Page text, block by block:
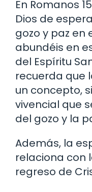
En Romanos
Dios de
gozo y paz en
abundéis en
del Espíritu
recuerda que
un concepto,
vivencial que
del gozo y la
Además, la
relaciona con
regreso de